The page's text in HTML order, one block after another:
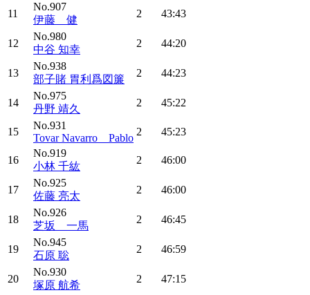
11
No.907
伊藤 健
2 43:43
12
No.980
中谷 知幸
2 44:20
13
No.938
部子賭 胃利爲図簾
2 44:23
14
No.975
丹野 靖久
2 45:22
15
No.931
Tovar Navarro Pablo
2 45:23
16
No.919
小林 千紘
2 46:00
17
No.925
佐藤 亮太
2 46:00
18
No.926
芝坂 一馬
2 46:45
19
No.945
石原 聡
2 46:59
20
No.930
塚原 航希
2 47:15